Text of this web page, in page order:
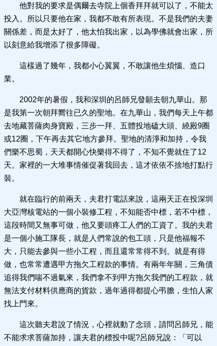
他對我的要求是偶爾去寺院上個香拜拜就可以了，不能太
投入。所以只要他在家，我都不敢有所表現。不是我們的夫妻
關係差，而是太好了，他太怕我出家，以為學佛就會出家，所
以刻意給我增添了很多障礙。
這樣過了幾年，我都小心翼翼，不敢讓他生煩惱、造口
業。
2002年的暑假，我和深圳的呂師兄發願去朝九華山。那
是我第一次朝拜嚮往已久的聖地。在九華山，我們每天上午都
去地藏菩薩肉身寶殿，三步一拜、五體投地磕大頭、繞殿9圈
或12圈，下午再去其它地方參拜。聖地的清淨和加持，令我
們樂不思蜀，天天都開心快樂得不得了，不知不覺就住了12
天。家裡的一大堆事情催促著我回去，這才依依不捨地打點行
裝。
就在臨行的前兩天，夫君打電話來說，這兩天正在投深圳
大亞灣核電站的一個小裝修工程，不知能否中標，若不中標，
這段時間又無事可做，他又要頭疼工人們的工資了。我的夫君
是一個小施工隊長，就是人們常說的包工頭，只是他福報不
大，只能去參與一些小工程，而且還常常得不到。就是有得
做，也常常遭遇甲方拖欠工程款的事情。有兩年年關，三角債
追得我們喘不過氣來，我們拿不到甲方拖欠我們的工程款，就
無法支付材料供應商的貨款，過年過得都提心弔膽，生怕人家
找上門來。
這次聽夫君說了情況，心裡就動了念頭，請問呂師兄，能
不能求求菩薩加持，讓夫君的標投中呢?呂師兄說：「可以